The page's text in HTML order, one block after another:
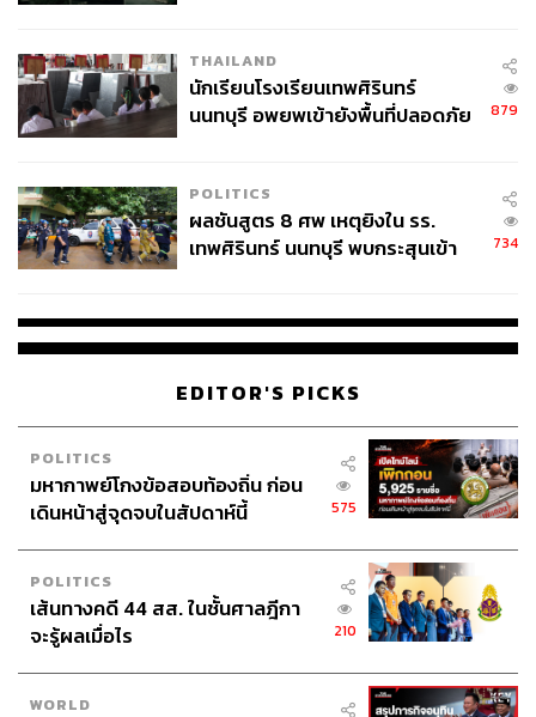
THAILAND
นักเรียนโรงเรียนเทพศิรินทร์
นนทบุรี อพยพเข้ายังพื้นที่ปลอดภัย
879
POLITICS
ผลชันสูตร 8 ศพ เหตุยิงใน รร.
เทพศิรินทร์ นนทบุรี พบกระสุนเข้า
734
EDITOR'S PICKS
POLITICS
มหากาพย์โกงข้อสอบท้องถิ่น ก่อน
เดินหน้าสู่จุดจบในสัปดาห์นี้
575
POLITICS
เส้นทางคดี 44 สส. ในชั้นศาลฎีกา
จะรู้ผลเมื่อไร
210
WORLD